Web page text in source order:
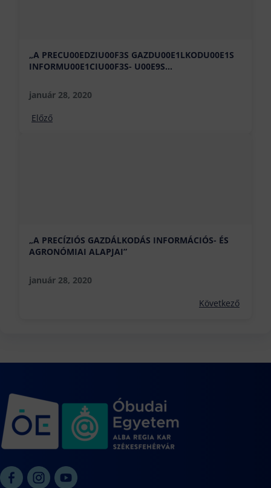
„A PRECU00EDZIU00F3S GAZDU00E1LKODU00E1S
INFORMU00E1CIU00F3S- U00E9S
január 28, 2020
Előző
„A PRECÍZIÓS GAZDÁLKODÁS INFORMÁCIÓS- ÉS
AGRONÓMIAI ALAPJAI”
január 28, 2020
Következő